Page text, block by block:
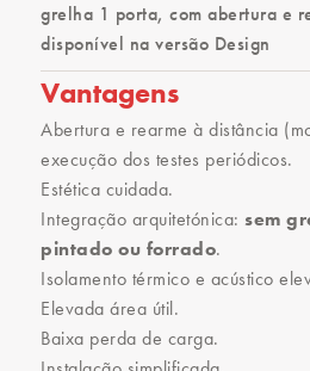
grelha 1 porta, com abertura e
disponível na versão Design
Vantagens
Abertura e rearme à distância
execução dos testes periódicos.
Estética cuidada.
Integração arquitetónica: sem
pintado ou forrado.
Isolamento térmico e acústico
Elevada área útil.
Baixa perda de carga.